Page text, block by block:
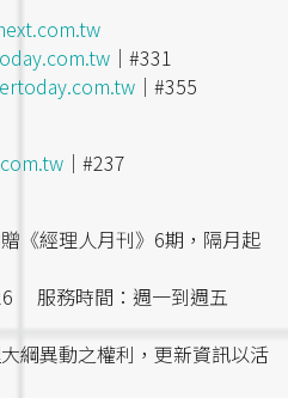
｜#331
｜#355
｜#237
《經理人月刊》6期，隔月起
服務時間：週一到週五
綱異動之權利，更新資訊以活